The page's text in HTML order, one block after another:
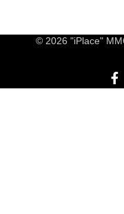
© 2026 "iPlace"